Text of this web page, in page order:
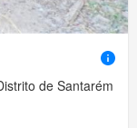
de Santarém